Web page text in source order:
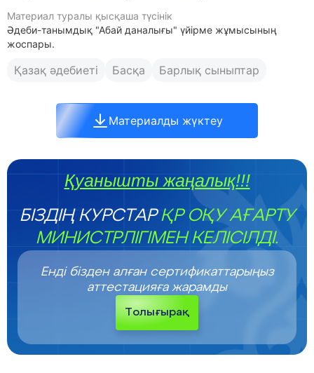
Материал туралы қысқаша түсінік
Әдеби-танымдық "Абай даналығы" үйірме жұмысының
жоспары.
Қазақ әдебиеті Басқа Барлық сыныптар
Материалды жүктеу
Қуанышты жаңалық!!!
БІЗДІҢ КУРСТАРҚР ОҚУ АҒАРТУ
МИНИСТРЛІГІМЕН КЕЛІСІЛДІ.
Енді бізден алған сертификаттарыңыз
аттестацияға жарамды
Толығырақ